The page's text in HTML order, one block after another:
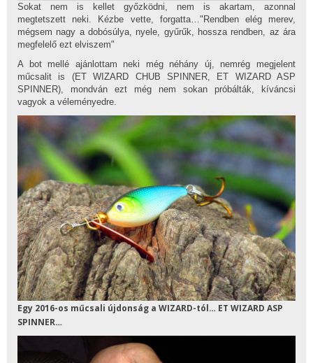
Sokat nem is kellet győzködni, nem is akartam, azonnal
megtetszett neki. Kézbe vette, forgatta…"Rendben elég merev,
mégsem nagy a dobósúlya, nyele, gyűrűk, hossza rendben, az ára
megfelelő ezt elviszem"
A bot mellé ajánlottam neki még néhány új, nemrég megjelent
műcsalit is (ET WIZARD CHUB SPINNER, ET WIZARD ASP
SPINNER), mondván ezt még nem sokan próbálták, kíváncsi
vagyok a véleményedre.
Egy 2016-os műcsali újdonság a WIZARD-tól… ET WIZARD ASP
SPINNER…